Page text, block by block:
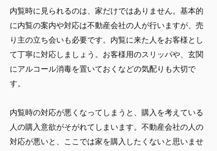
内覧時に見られるのは、家だけではありません。基本的
に内覧の案内や対応は不動産会社の人が行いますが、売
り主の立ち会いも必要です。内覧に来た人をお客様とし
て丁寧に対応しましょう。お客様用のスリッパや、玄関
にアルコール消毒を置いておくなどの気配りも大切で
す。
内覧時の対応が悪くなってしまうと、購入を考えている
人の購入意欲がそがれてしまいます。不動産会社の人の
対応が悪いと、ここでは家を購入したくないと思いませ